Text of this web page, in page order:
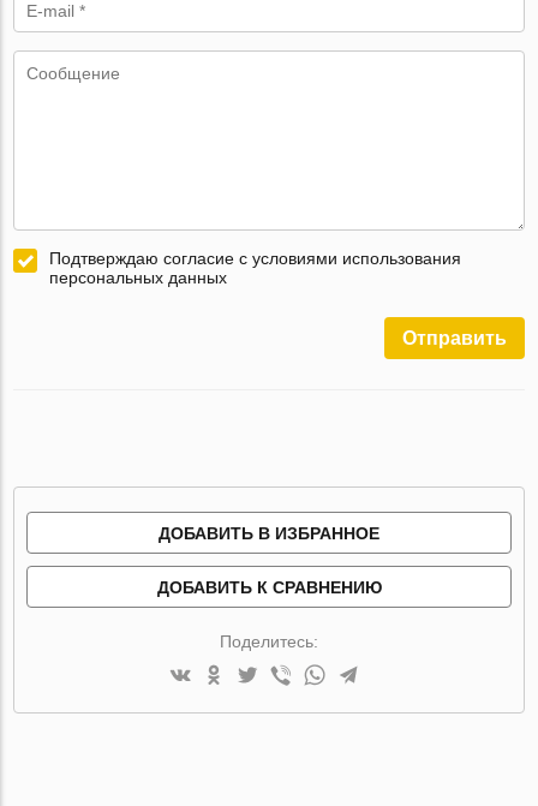
Подтверждаю согласие с условиями использования
персональных данных
Отправить
ДОБАВИТЬ В ИЗБРАННОЕ
ДОБАВИТЬ К СРАВНЕНИЮ
Поделитесь: